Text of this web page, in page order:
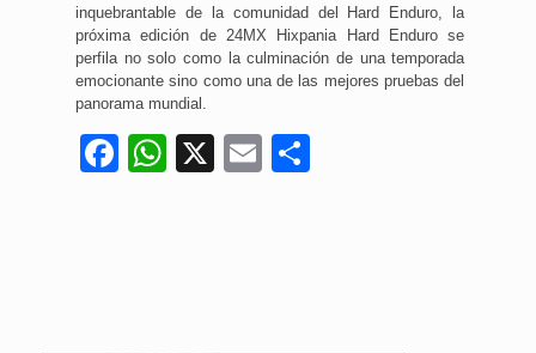
inquebrantable de la comunidad del Hard Enduro, la
próxima edición de 24MX Hixpania Hard Enduro se
perfila no solo como la culminación de una temporada
emocionante sino como una de las mejores pruebas del
panorama mundial.
Facebook
WhatsApp
X Email